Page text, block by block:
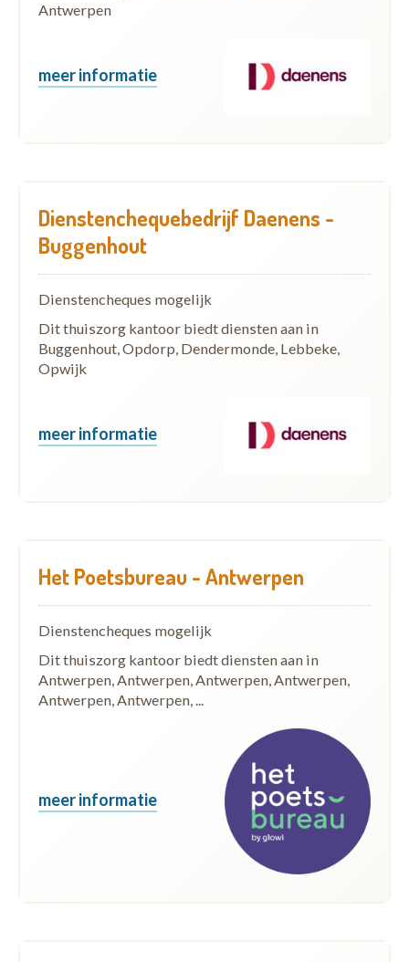
Antwerpen
meer informatie
Dienstenchequebedrijf Daenens -
Buggenhout
Dienstencheques mogelijk
Dit thuiszorg kantoor biedt diensten aan in
Buggenhout, Opdorp, Dendermonde, Lebbeke,
Opwijk
meer informatie
Het Poetsbureau - Antwerpen
Dienstencheques mogelijk
Dit thuiszorg kantoor biedt diensten aan in
Antwerpen, Antwerpen, Antwerpen, Antwerpen,
Antwerpen, Antwerpen, ...
meer informatie